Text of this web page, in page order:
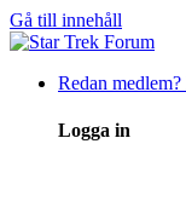
Gå till innehåll
Redan
Logga in